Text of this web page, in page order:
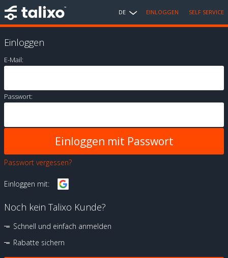
DE EINLOGGEN SELF SERVICE
Einloggen
E-Mail:
Passwort:
Passwort vergessen?
Einloggen mit:
Noch kein Talixo Kunde?
Schnell und einfach anmelden
Rabatte sichern